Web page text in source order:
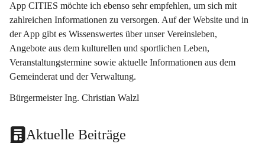
App CITIES möchte ich ebenso sehr empfehlen, um sich mit
zahlreichen Informationen zu versorgen. Auf der Website und in
der App gibt es Wissenswertes über unser Vereinsleben,
Angebote aus dem kulturellen und sportlichen Leben,
Veranstaltungstermine sowie aktuelle Informationen aus dem
Gemeinderat und der Verwaltung.
Bürgermeister Ing. Christian Walzl
Aktuelle Beiträge